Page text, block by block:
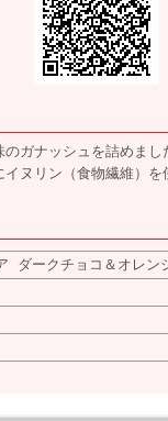
ガナッシュを詰めま
ヌリン（食物繊維）
ダークチョコ＆オレ